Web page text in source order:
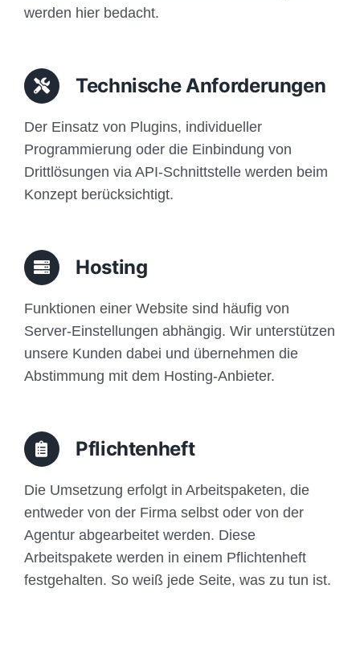
werden hier bedacht.
Technische Anforderungen
Der Einsatz von Plugins, individueller
Programmierung oder die Einbindung von
Drittlösungen via API-Schnittstelle werden beim
Konzept berücksichtigt.
Hosting
Funktionen einer Website sind häufig von
Server-Einstellungen abhängig. Wir unterstützen
unsere Kunden dabei und übernehmen die
Abstimmung mit dem Hosting-Anbieter.
Pflichtenheft
Die Umsetzung erfolgt in Arbeitspaketen, die
entweder von der Firma selbst oder von der
Agentur abgearbeitet werden. Diese
Arbeitspakete werden in einem Pflichtenheft
festgehalten. So weiß jede Seite, was zu tun ist.